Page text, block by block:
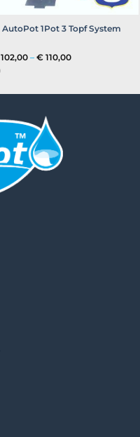
AutoPot 1Pot 3 Topf System
102,00 – € 110,00Preisspanne: